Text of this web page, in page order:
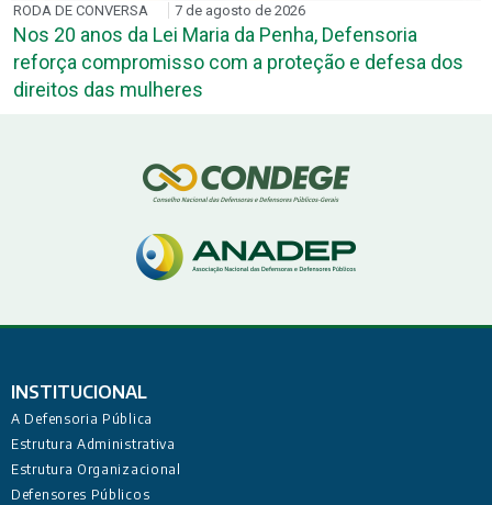
RODA DE CONVERSA 7 de agosto de 2026
Nos 20 anos da Lei Maria da Penha, Defensoria
reforça compromisso com a proteção e defesa dos
direitos das mulheres
INSTITUCIONAL
A Defensoria Pública
Estrutura Administrativa
Estrutura Organizacional
Defensores Públicos